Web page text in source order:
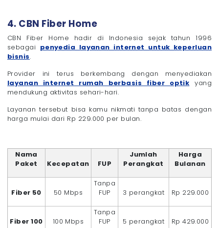
4. CBN Fiber Home
CBN Fiber Home hadir di Indonesia sejak tahun 1996
sebagai penyedia layanan internet untuk keperluan
bisnis.
Provider ini terus berkembang dengan menyediakan
layanan internet rumah berbasis fiber optik yang
mendukung aktivitas sehari-hari.
Layanan tersebut bisa kamu nikmati tanpa batas dengan
harga mulai dari Rp 229.000 per bulan.
Nama
Paket
Kecepatan FUP
Jumlah
Perangkat
Harga
Bulanan
Fiber 50 50 Mbps
Tanpa
FUP
3 perangkat Rp 229.000
Fiber 100 100 Mbps
Tanpa
FUP
5 perangkat Rp 429.000